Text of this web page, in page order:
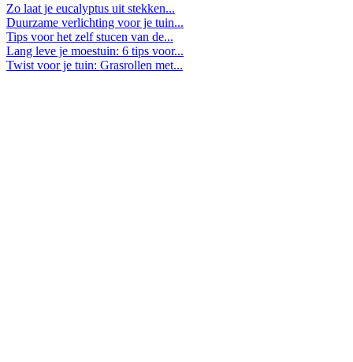
Zo laat je eucalyptus uit stekken...
Duurzame verlichting voor je tuin...
Tips voor het zelf stucen van de...
Lang leve je moestuin: 6 tips voor...
Twist voor je tuin: Grasrollen met...